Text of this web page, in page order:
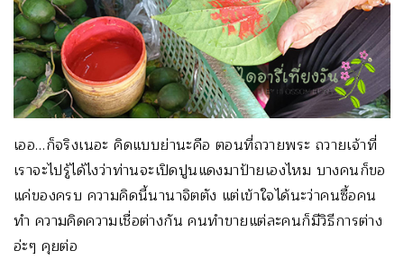
เออ…ก็จริงเนอะ คิดแบบย่านะคือ ตอนที่ถวายพระ ถวายเจ้าที่
เราจะไปรู้ได้ไงว่าท่านจะเปิดปูนแดงมาป้ายเองไหม บางคนก็ขอ
แค่ของครบ ความคิดนี้นานาจิตตัง แต่เข้าใจได้นะว่าคนซื้อคน
ทำ ความคิดความเชื่อต่างกัน คนทำขายแต่ละคนก็มีวิธีการต่าง
อ่ะๆ คุยต่อ